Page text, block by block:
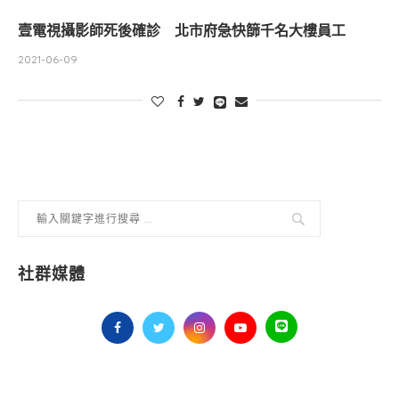
壹電視攝影師死後確診 北市府急快篩千名大樓員工
2021-06-09
社群媒體